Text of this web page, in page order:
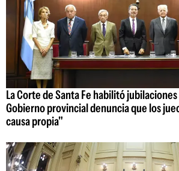
La Corte de Santa Fe habilitó
Gobierno provincial denuncia que los
causa propia"